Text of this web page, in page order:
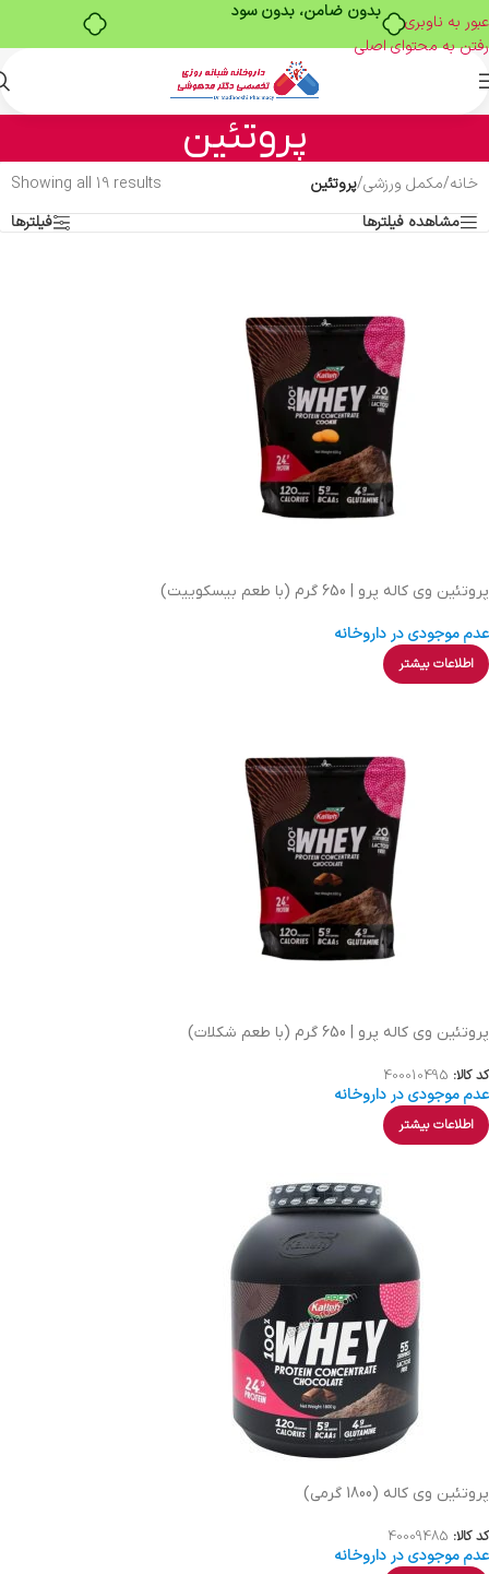
خرید قسطی با ترب‌پی
عبور به ناوبری
رفتن به محتوای اصلی
پروتئین
خانه/مکمل ورزشی/پروتئین
Showing all 19 results
مشاهده فیلترها
فیلترها
پروتئین وی کاله پرو | 650 گرم (با طعم بیسکوییت)
عدم موجودی در داروخانه
اطلاعات بیشتر
پروتئین وی کاله پرو | 650 گرم (با طعم شکلات)
کد کالا: 400010495
عدم موجودی در داروخانه
اطلاعات بیشتر
پروتئین وی کاله (1800 گرمی)
کد کالا: 40009485
عدم موجودی در داروخانه